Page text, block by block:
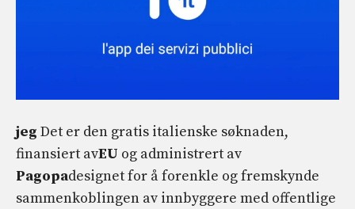
jeg Det er den gratis italienske søknaden,
finansiert avEU og administrert av
Pagopadesignet for å forenkle og fremskynde
sammenkoblingen av innbyggere med offentlige